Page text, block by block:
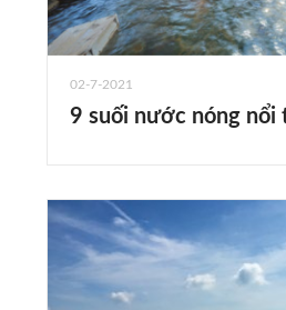
02-7-2021
9 suối nước nóng nổi